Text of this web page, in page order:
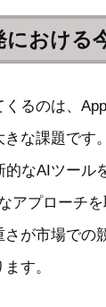
おける
るのは、
な課題です
的なAIツール
アプローチを
が市場での
す。